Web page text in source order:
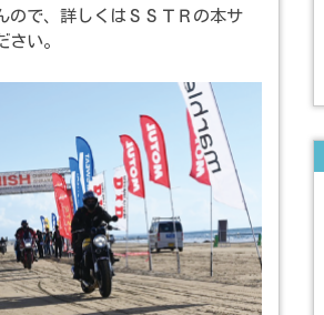
ので、詳しくはＳＳＴＲの本サ
い。